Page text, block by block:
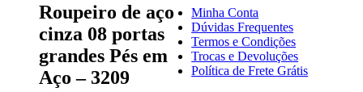
Roupeiro de aço
cinza 08 portas
grandes Pés em
Aço – 3209
Minha Conta
Dúvidas Frequentes
Termos e Condições
Trocas e Devoluções
Política de Frete Grátis